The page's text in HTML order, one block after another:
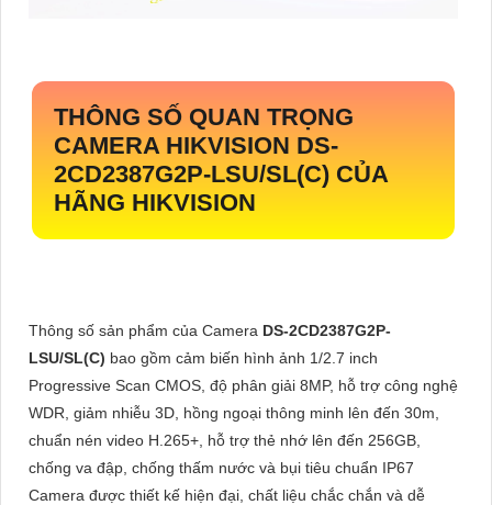
THÔNG SỐ QUAN TRỌNG
CAMERA HIKVISION DS-
2CD2387G2P-LSU/SL(C) CỦA
HÃNG HIKVISION
Thông số sản phẩm của Camera DS-2CD2387G2P-
LSU/SL(C) bao gồm cảm biến hình ảnh 1/2.7 inch
Progressive Scan CMOS, độ phân giải 8MP, hỗ trợ công nghệ
WDR, giảm nhiễu 3D, hồng ngoại thông minh lên đến 30m,
chuẩn nén video H.265+, hỗ trợ thẻ nhớ lên đến 256GB,
chống va đập, chống thấm nước và bụi tiêu chuẩn IP67
Camera được thiết kế hiện đại, chất liệu chắc chắn và dễ